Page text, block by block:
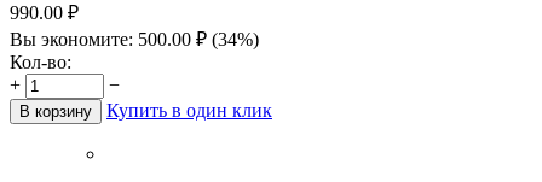
990.00 ₽
Вы экономите: 500.00 ₽ (34%)
Кол-во:
+
−
В корзину Купить в один клик